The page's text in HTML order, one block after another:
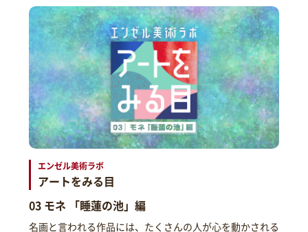
エンゼル美術ラボ
アートをみる目
03 モネ 「睡蓮の池」編
名画と言われる作品には、たくさんの人が心を動かされる